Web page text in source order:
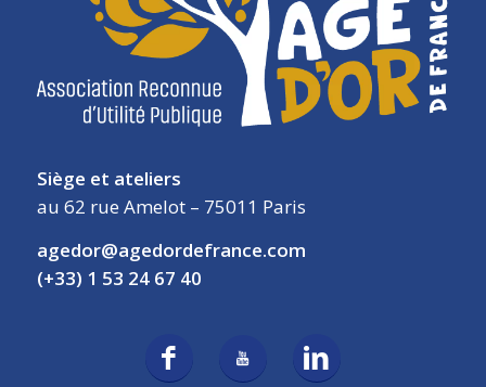
Siège et ateliers
au 62 rue Amelot – 75011 Paris
agedor@agedordefrance.com
(+33) 1 53 24 67 40